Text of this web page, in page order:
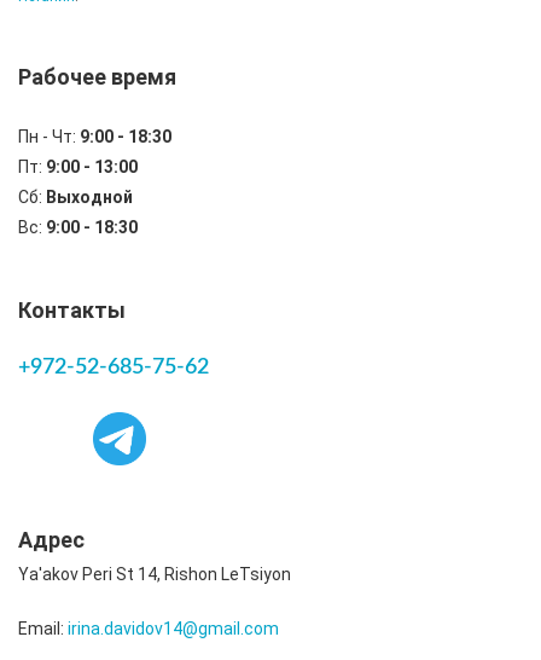
Рабочее время
Пн - Чт: 9:00 - 18:30
Пт: 9:00 - 13:00
Сб: Выходной
Вс: 9:00 - 18:30
Контакты
+972-52-685-75-62
Адрес
Ya'akov Peri St 14, Rishon LeTsiyon
Email: irina.davidov14@gmail.com